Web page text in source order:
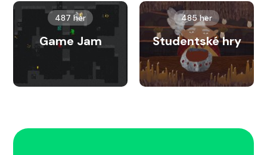
487 her
Game Jam
485 her
Studentské hry